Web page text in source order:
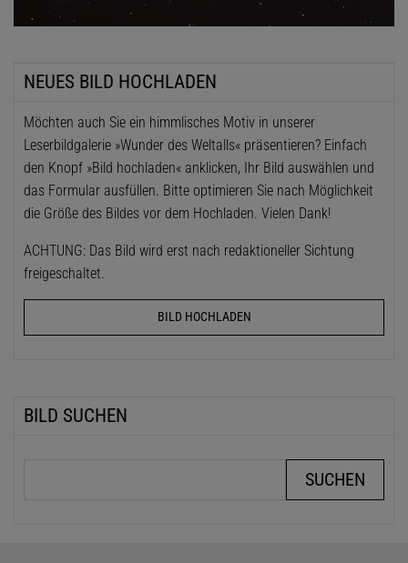
NEUES BILD HOCHLADEN
Möchten auch Sie ein himmlisches Motiv in unserer
Leserbildgalerie »Wunder des Weltalls« präsentieren? Einfach
den Knopf »Bild hochladen« anklicken, Ihr Bild auswählen und
das Formular ausfüllen. Bitte optimieren Sie nach Möglichkeit
die Größe des Bildes vor dem Hochladen. Vielen Dank!
ACHTUNG: Das Bild wird erst nach redaktioneller Sichtung
freigeschaltet.
BILD HOCHLADEN
BILD SUCHEN